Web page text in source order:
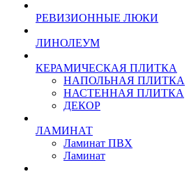
РЕВИЗИОННЫЕ ЛЮКИ
ЛИНОЛЕУМ
КЕРАМИЧЕСКАЯ ПЛИТКА
НАПОЛЬНАЯ ПЛИТКА
НАСТЕННАЯ ПЛИТКА
ДЕКОР
ЛАМИНАТ
Ламинат ПВХ
Ламинат